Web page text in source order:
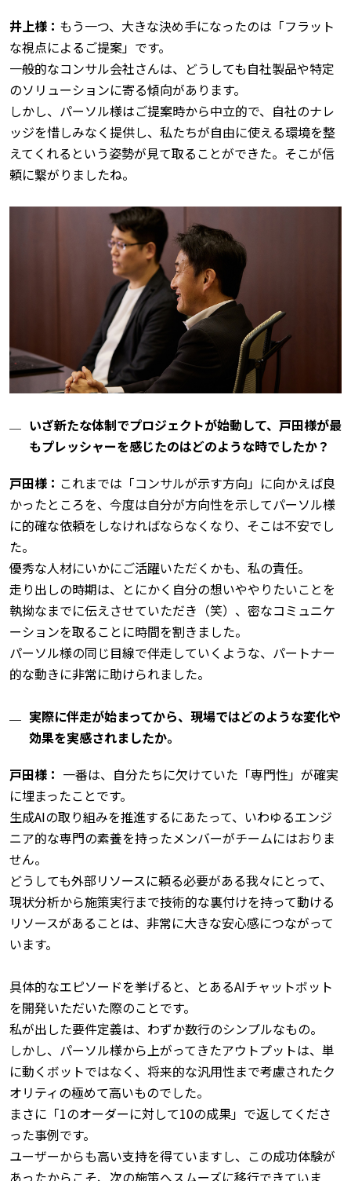
井上様： もう一つ、大きな決め手になったのは「フラット
な視点によるご提案」です。
一般的なコンサル会社さんは、どうしても自社製品や特定
のソリューションに寄る傾向があります。
しかし、パーソル様はご提案時から中立的で、自社のナレ
ッジを惜しみなく提供し、私たちが自由に使える環境を整
えてくれるという姿勢が見て取ることができた。そこが信
頼に繋がりましたね。
いざ新たな体制でプロジェクトが始動して、戸田様が最
もプレッシャーを感じたのはどのような時でしたか？
戸田様： これまでは「コンサルが示す方向」に向かえば良
かったところを、今度は自分が方向性を示してパーソル様
に的確な依頼をしなければならなくなり、そこは不安でし
た。
優秀な人材にいかにご活躍いただくかも、私の責任。
走り出しの時期は、とにかく自分の想いややりたいことを
執拗なまでに伝えさせていただき（笑）、密なコミュニケ
ーションを取ることに時間を割きました。
パーソル様の同じ目線で伴走していくような、パートナー
的な動きに非常に助けられました。
実際に伴走が始まってから、現場ではどのような変化や
効果を実感されましたか。
戸田様： 一番は、自分たちに欠けていた「専門性」が確実
に埋まったことです。
生成AIの取り組みを推進するにあたって、いわゆるエンジ
ニア的な専門の素養を持ったメンバーがチームにはおりま
せん。
どうしても外部リソースに頼る必要がある我々にとって、
現状分析から施策実行まで技術的な裏付けを持って動ける
リソースがあることは、非常に大きな安心感につながって
います。
具体的なエピソードを挙げると、とあるAIチャットボット
を開発いただいた際のことです。
私が出した要件定義は、わずか数行のシンプルなもの。
しかし、パーソル様から上がってきたアウトプットは、単
に動くボットではなく、将来的な汎用性まで考慮されたク
オリティの極めて高いものでした。
まさに「1のオーダーに対して10の成果」で返してくださ
った事例です。
ユーザーからも高い支持を得ていますし、この成功体験が
あったからこそ、次の施策へスムーズに移行できていま